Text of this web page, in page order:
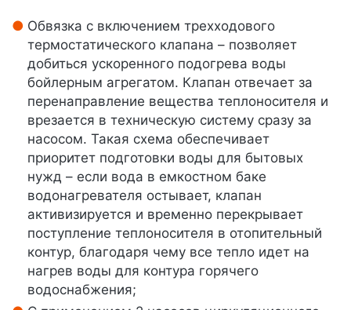
Обвязка с включением трехходового
термостатического клапана – позволяет
добиться ускоренного подогрева воды
бойлерным агрегатом. Клапан отвечает за
перенаправление вещества теплоносителя и
врезается в техническую систему сразу за
насосом. Такая схема обеспечивает
приоритет подготовки воды для бытовых
нужд – если вода в емкостном баке
водонагревателя остывает, клапан
активизируется и временно перекрывает
поступление теплоносителя в отопительный
контур, благодаря чему все тепло идет на
нагрев воды для контура горячего
водоснабжения;